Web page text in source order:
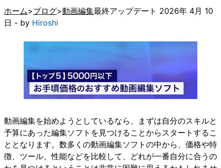
ホーム ブログ 動画編集最終アップデート 2026年 4月 10
日 - by Hiroshi
動画編集を始めようとしているなら、まずは自分のスキルと
予算にあった編集ソフトを見つけることからスタートするこ
ととなります。数多くの動画編集ソフトの中から、価格や特
徴、ツール、性能などを比較して、どれが一番自分に合うの